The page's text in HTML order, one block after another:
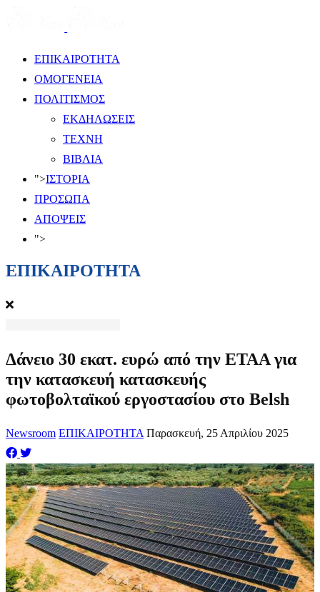
ΕΠΙΚΑΙΡΟΤΗΤΑ
ΟΜΟΓΕΝΕΙΑ
ΠΟΛΙΤΙΣΜΟΣ
ΕΚΔΗΛΩΣΕΙΣ
ΤΕΧΝΗ
ΒΙΒΛΙΑ
">ΙΣΤΟΡΙΑ
ΠΡΟΣΩΠΑ
ΑΠΟΨΕΙΣ
">
ΕΠΙΚΑΙΡΟΤΗΤΑ
Δάνειο 30 εκατ. ευρώ από την ΕΤΑΑ για
την κατασκευή κατασκευής
φωτοβολταϊκού εργοστασίου στο Belsh
Newsroom ΕΠΙΚΑΙΡΟΤΗΤΑ Παρασκευή, 25 Απριλίου 2025